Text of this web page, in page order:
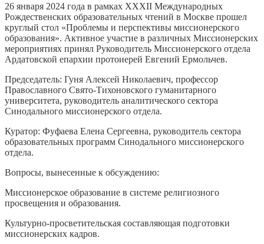
26 января 2024 года в рамках XXXII Международных
Рождественских образовательных чтений в Москве прошел
круглый стол «Проблемы и перспективы миссионерского
образования». Активное участие в различных Миссионерских
мероприятиях принял Руководитель Миссионерского отдела
Ардатовской епархии протоиерей Евгений Ермольчев.
Председатель: Гуня Алексей Николаевич, профессор
Православного Свято-Тихоновского гуманитарного
университета, руководитель аналитического сектора
Синодального миссионерского отдела.
Куратор: Фуфаева Елена Сергеевна, руководитель сектора
образовательных программ Синодального миссионерского
отдела.
Вопросы, вынесенные к обсуждению:
Миссионерское образование в системе религиозного
просвещения и образования.
Культурно-просветительская составляющая подготовки
миссионерских кадров.